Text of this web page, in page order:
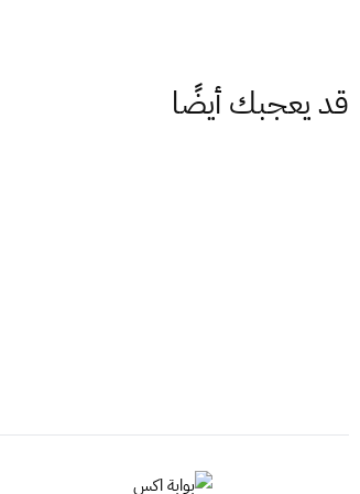
قد يعجبك أيضًا